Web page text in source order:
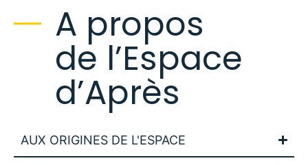
A propos
de l’Espace
d’Après
AUX ORIGINES DE L'ESPACE